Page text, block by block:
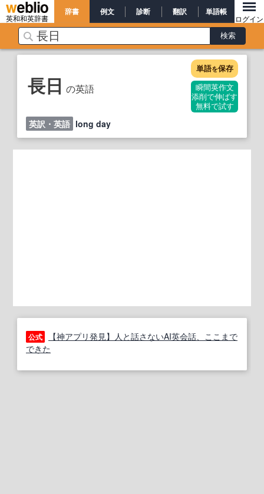
英和和英辞書
辞書 例文 診断 翻訳 単語帳
ログイン
長日 の英語
単語を保存
瞬間英作文
添削で伸ばす
無料で試す
英訳・英語 long day
公式
【神アプリ発見】人と話さないAI英会話、ここまで
できた